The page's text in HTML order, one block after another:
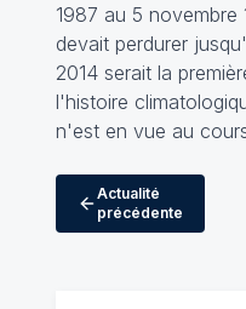
1987 au 5
devait perdurer
2014 serait la
l'histoire
n'est en vue au
Actualité
précédente